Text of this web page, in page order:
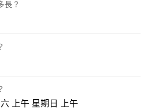
長？
上午 星期日 上午